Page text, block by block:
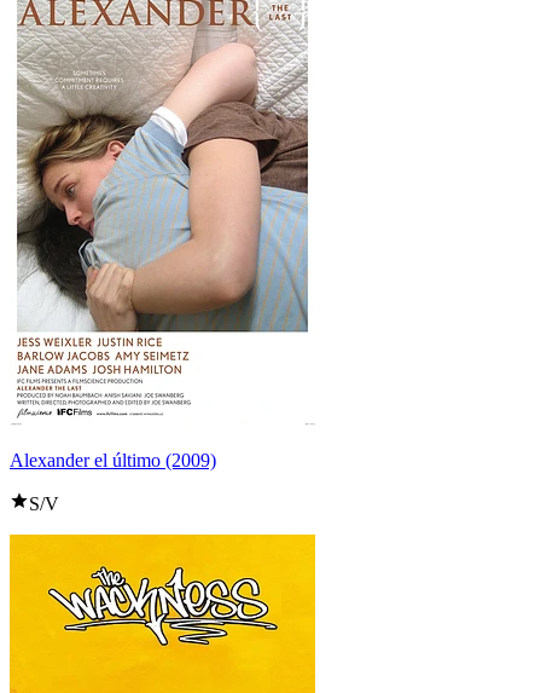
Alexander el último (2009)
S/V